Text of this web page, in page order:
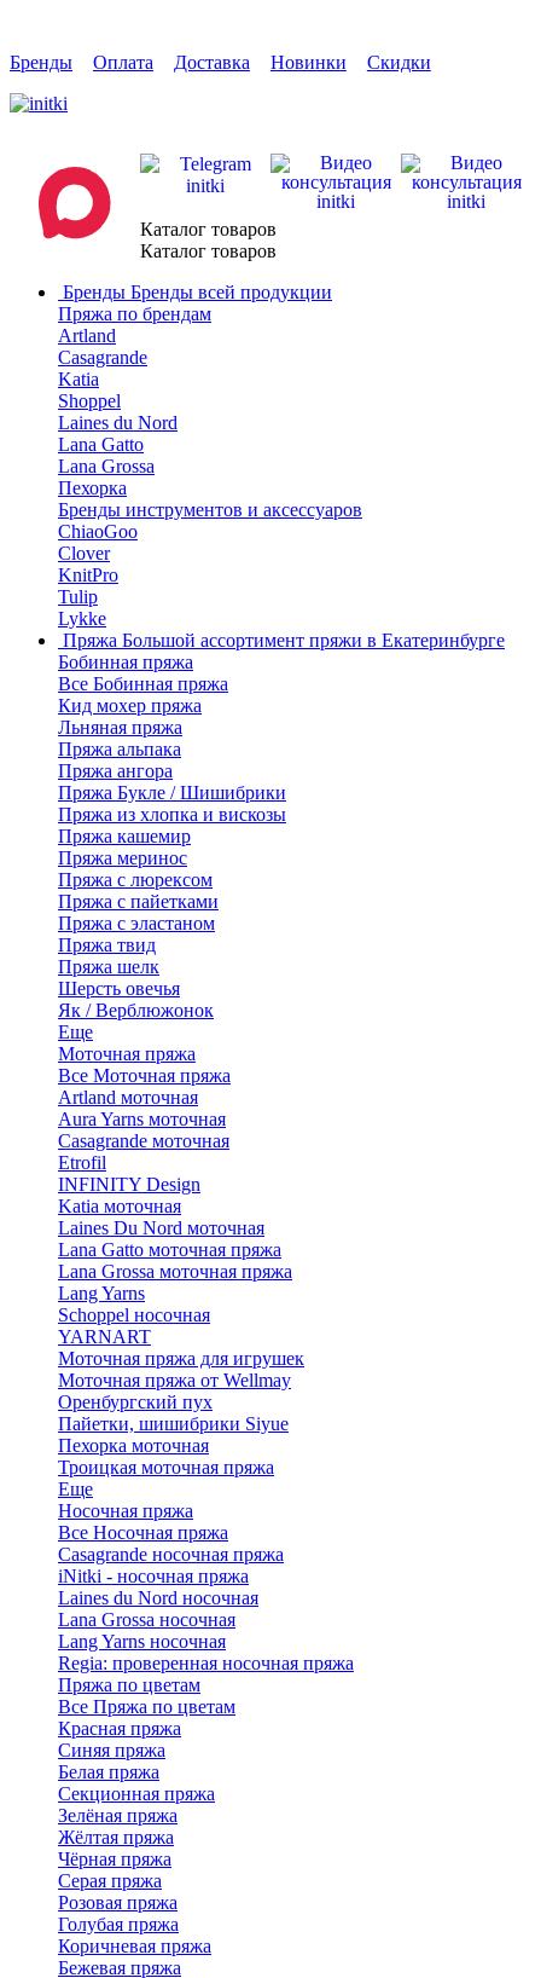
Бренды Оплата Доставка Новинки Скидки
Каталог товаров
Каталог товаров
Бренды Бренды всей продукции
Пряжа по брендам
Artland
Casagrande
Katia
Shoppel
Laines du Nord
Lana Gatto
Lana Grossa
Пехорка
Бренды инструментов и аксессуаров
ChiaoGoo
Clover
KnitPro
Tulip
Lykke
Пряжа Большой ассортимент пряжи в Екатеринбурге
Бобинная пряжа
Все Бобинная пряжа
Кид мохер пряжа
Льняная пряжа
Пряжа альпака
Пряжа ангора
Пряжа Букле / Шишибрики
Пряжа из хлопка и вискозы
Пряжа кашемир
Пряжа меринос
Пряжа с люрексом
Пряжа с пайетками
Пряжа с эластаном
Пряжа твид
Пряжа шелк
Шерсть овечья
Як / Верблюжонок
Еще
Моточная пряжа
Все Моточная пряжа
Artland моточная
Aura Yarns моточная
Casagrande моточная
Etrofil
INFINITY Design
Katia моточная
Laines Du Nord моточная
Lana Gatto моточная пряжа
Lana Grossa моточная пряжа
Lang Yarns
Schoppel носочная
YARNART
Моточная пряжа для игрушек
Моточная пряжа от Wellmay
Оренбургский пух
Пайетки, шишибрики Siyue
Пехорка моточная
Троицкая моточная пряжа
Еще
Носочная пряжа
Все Носочная пряжа
Casagrande носочная пряжа
iNitki - носочная пряжа
Laines du Nord носочная
Lana Grossa носочная
Lang Yarns носочная
Regia: проверенная носочная пряжа
Пряжа по цветам
Все Пряжа по цветам
Красная пряжа
Синяя пряжа
Белая пряжа
Секционная пряжа
Зелёная пряжа
Жёлтая пряжа
Чёрная пряжа
Серая пряжа
Розовая пряжа
Голубая пряжа
Коричневая пряжа
Бежевая пряжа